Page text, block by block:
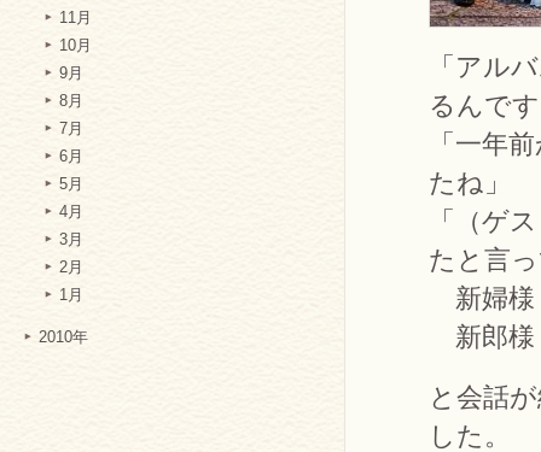
11月
10月
9月
8月
7月
6月
5月
4月
3月
2月
1月
2010年
「アル
るんで
「一年
たね」
「（ゲ
たと言
新婦様
新郎様
と会話
した。